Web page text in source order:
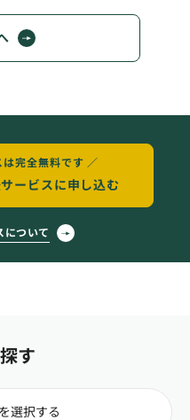
完全無料です ／
ービスに申し込む
について
す
選択する